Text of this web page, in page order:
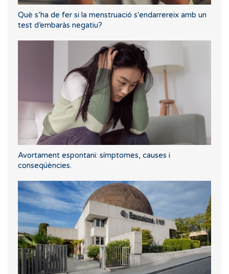
Què s’ha de fer si la menstruació s'endarrereix amb un
test d’embaràs negatiu?
Avortament espontani: símptomes, causes i
conseqüències.